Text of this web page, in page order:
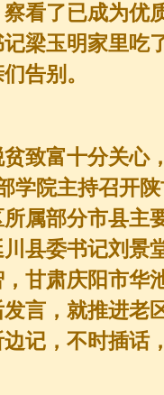
看了已成为优
梁玉明家里吃
告别。
致富十分关心
学院主持召开
属部分市县主
县委书记刘景
甘肃庆阳市华
言，就推进老
记，不时插话